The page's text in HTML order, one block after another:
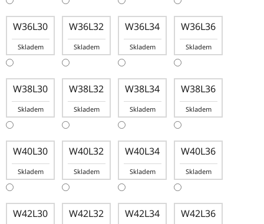
W36L30
Skladem
W36L32
Skladem
W36L34
Skladem
W36L36
Skladem
W38L30
Skladem
W38L32
Skladem
W38L34
Skladem
W38L36
Skladem
W40L30
Skladem
W40L32
Skladem
W40L34
Skladem
W40L36
Skladem
W42L30 W42L32 W42L34 W42L36